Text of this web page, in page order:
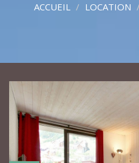
ACCUEIL LOCATION